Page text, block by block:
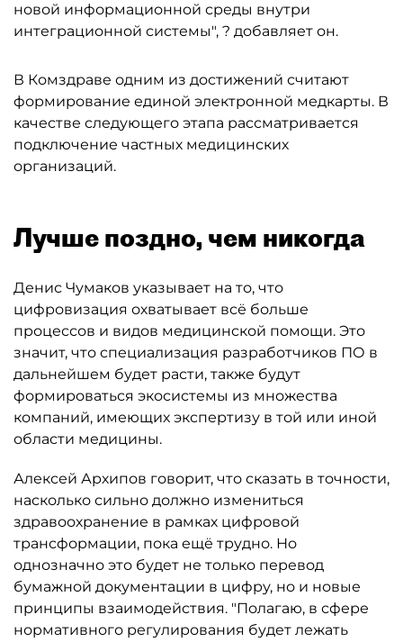
новой информационной среды внутри
интеграционной системы", ? добавляет он.
В Комздраве одним из достижений считают
формирование единой электронной медкарты. В
качестве следующего этапа рассматривается
подключение частных медицинских
организаций.
Лучше поздно, чем никогда
Денис Чумаков указывает на то, что
цифровизация охватывает всё больше
процессов и видов медицинской помощи. Это
значит, что специализация разработчиков ПО в
дальнейшем будет расти, также будут
формироваться экосистемы из множества
компаний, имеющих экспертизу в той или иной
области медицины.
Алексей Архипов говорит, что сказать в точности,
насколько сильно должно измениться
здравоохранение в рамках цифровой
трансформации, пока ещё трудно. Но
однозначно это будет не только перевод
бумажной документации в цифру, но и новые
принципы взаимодействия. "Полагаю, в сфере
нормативного регулирования будет лежать